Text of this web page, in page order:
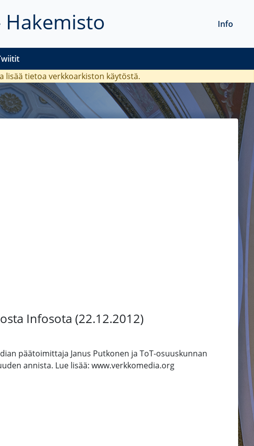
Info
lisää tietoa verkkoarkiston käytöstä.
Infosota (22.12.2012)
päätoimittaja Janus Putkonen ja ToT-osuuskunnan
annista. Lue lisää: www.verkkomedia.org